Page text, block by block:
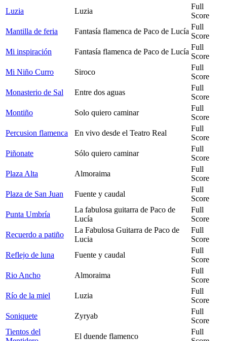
Luzia
Luzia
Full
Score
Mantilla de feria
Fantasía flamenca de Paco de Lucía
Full
Score
Mi inspiración
Fantasía flamenca de Paco de Lucía
Full
Score
Mi Niño Curro
Siroco
Full
Score
Monasterio de Sal
Entre dos aguas
Full
Score
Montiño
Solo quiero caminar
Full
Score
Percusion flamenca
En vivo desde el Teatro Real
Full
Score
Piñonate
Sólo quiero caminar
Full
Score
Plaza Alta
Almoraima
Full
Score
Plaza de San Juan
Fuente y caudal
Full
Score
Punta Umbría
La fabulosa guitarra de Paco de
Lucía
Full
Score
Recuerdo a patiño
La Fabulosa Guitarra de Paco de
Lucia
Full
Score
Reflejo de luna
Fuente y caudal
Full
Score
Rio Ancho
Almoraima
Full
Score
Río de la miel
Luzia
Full
Score
Soniquete
Zyryab
Full
Score
Tientos del
El duende flamenco
Full